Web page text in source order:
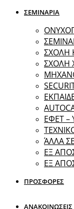
ΣΕΜΙΝΑΡΙΑ
ΣΧΟΛΗ
ΣΧΟΛΗ
ΕΦΕΤ –
ΆΛΛΑ
EΞ
ΕΞ
ΠΡΟΣΦΟΡΕΣ
ΑΝΑΚΟΙΝΩΣΕΙΣ